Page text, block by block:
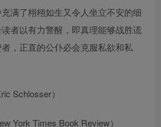
满了栩栩如生又令人坐立不安的细
者以有力警醒，即真理能够战胜谎
，正直的公仆必会克服私欲和私
Schlosser）
York Times Book Review）